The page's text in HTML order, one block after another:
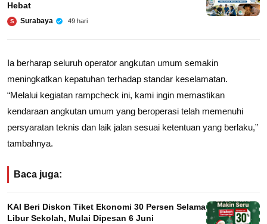
Hebat
S Surabaya 49 hari
Ia berharap seluruh operator angkutan umum semakin
meningkatkan kepatuhan terhadap standar keselamatan.
“Melalui kegiatan rampcheck ini, kami ingin memastikan
kendaraan angkutan umum yang beroperasi telah memenuhi
persyaratan teknis dan laik jalan sesuai ketentuan yang berlaku,”
tambahnya.
Baca juga:
KAI Beri Diskon Tiket Ekonomi 30 Persen Selama
Libur Sekolah, Mulai Dipesan 6 Juni